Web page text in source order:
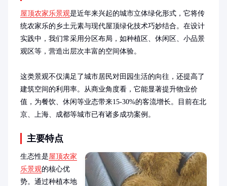
屋顶农家乐景观是近年来兴起的城市立体绿化形式，它将传
统农家乐的乡土元素与现代屋顶绿化技术巧妙结合。在设计
实践中，我们常采用分区布局，如种植区、休闲区、小品景
观区等，营造出层次丰富的空间体验。
这类景观不仅满足了城市居民对田园生活的向往，还提高了
建筑空间的利用率。从商业角度看，它能显著提升物业价
值，为餐饮、休闲等业态带来15-30%的客流增长。目前在北
京、上海、成都等城市已有诸多成功案例。
主要特点
生态性是屋顶农家
乐景观的核心优
势。通过种植本地